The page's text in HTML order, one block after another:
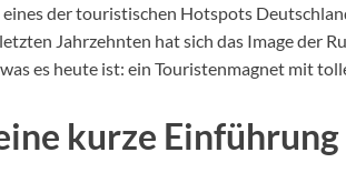
der touristischen Hotspots
Jahrzehnten hat sich das Image der
es heute ist: ein Touristenmagnet mit
kurze Einführung